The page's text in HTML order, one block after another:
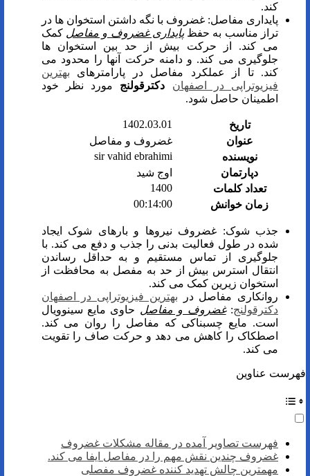
کند.
پایداری مفاصل: غضروف با نگه داشتن استخوان ها در
تراز مناسب به حفظپایداری غضروف و مفاصل کمک
می کند. از حرکت بیش از حد بین استخوان ها
جلوگیری می کند. و دامنه حرکت آنها را محدود می
کند. تا از عملکرد مفاصل در پارامترهای بهترین
فیزیوتراپی در اصفهان
دکترقولنج مورد نظر خود
اطمینان حاصل شود.
تاریخ
1402.03.01
عنوان
غضروف و مفاصل
نویسنده
sir vahid ebrahimi
دپارتمان
اوج شید
تعداد کلمات
1400
زمان خوانش
00:14:00
جذب شوک: غضروف نیروها و بارهای شوک ایجاد
شده در طول فعالیت بدنی را جذب و دفع می کند. با
جلوگیری از تماس مستقیم و به حداقل رساندن
انتقال استرس بیش از حد به مفصل به محافظت از
استخوان زیرین کمک می کند.
روانکاری مفاصل در بهترین فیزیوتراپی در اصفهان
دکترقولنج:غضروف و مفاصل حاوی مایع سینوویال
است. مایع چسبناکی که مفاصل را روان می کند.
اصطکاک را کاهش می دهد و حرکت صاف را تقویت
می کند.
فهرست عناوین
فهرست تصاویر آمده در مقاله مشکلات غضروف
غضروف چندین نقش مهم را در مفاصل ایفا می کند.
مهمترین چالش تهدید کننده غضروف مفصلی